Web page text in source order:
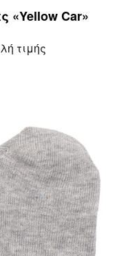
«Yellow Car»
τιμής